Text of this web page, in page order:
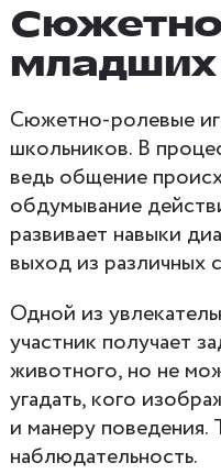
Сюжетно-ролевые
школьников. В
ведь общение
обдумывание
развивает навыки
выход из различных
Одной из
участник получает
животного, но не
угадать, кого
и манеру поведения.
наблюдательность.